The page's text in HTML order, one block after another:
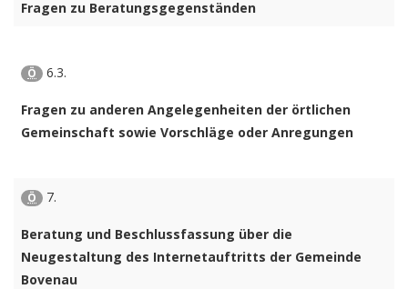
Fragen zu Beratungsgegenständen
Ö 6.3.
Fragen zu anderen Angelegenheiten der örtlichen
Gemeinschaft sowie Vorschläge oder Anregungen
Ö 7.
Beratung und Beschlussfassung über die
Neugestaltung des Internetauftritts der Gemeinde
Bovenau